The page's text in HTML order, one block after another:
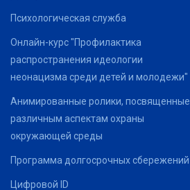
Психологическая служба
Онлайн-курс "Профилактика
распространения идеологии
неонацизма среди детей и молодежи"
Анимированные ролики, посвященные
различным аспектам охраны
окружающей среды
Программа долгосрочных сбережений
Цифровой ID